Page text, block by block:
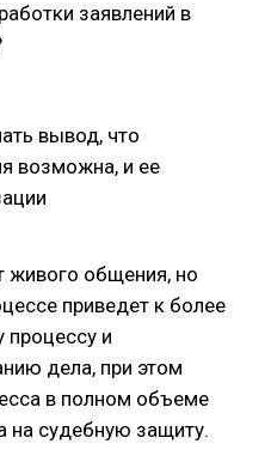
заявлений в
вывод, что
возможна, и ее
живого общения, но
приведет к более
процессу и
дела, при этом
в полном объеме
на судебную защиту.